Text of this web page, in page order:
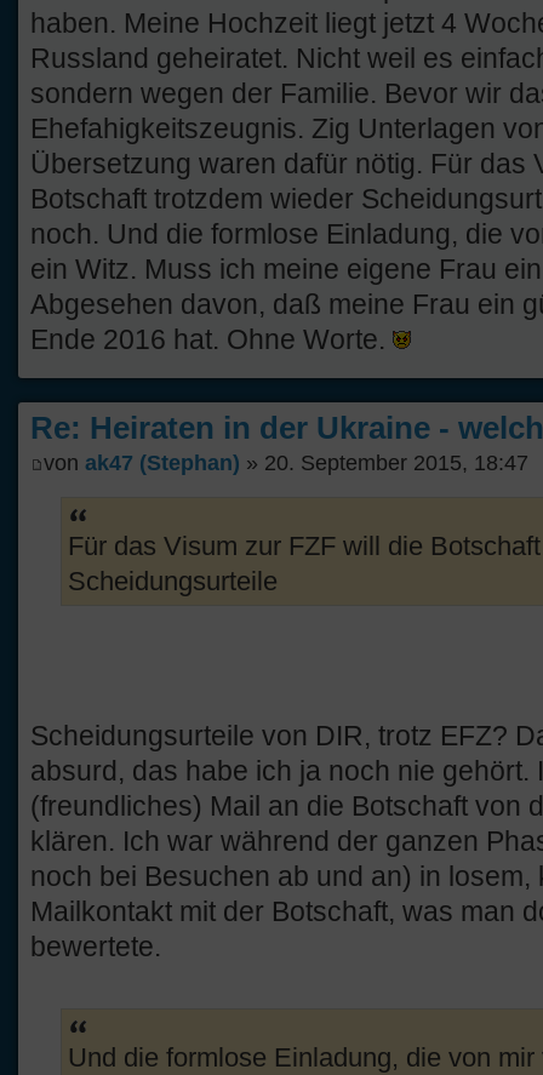
haben. Meine Hochzeit liegt jetzt 4
Russland geheiratet. Nicht weil es
sondern wegen der Familie. Bevor wir
Ehefahigkeitszeugnis. Zig Unterlagen
Übersetzung waren dafür nötig. Für das
Botschaft trotzdem wieder
noch. Und die formlose Einladung, die
ein Witz. Muss ich meine eigene Frau
Abgesehen davon, daß meine Frau ein
Ende 2016 hat. Ohne Worte.
Re: Heiraten in der Ukraine -
von ak47 (Stephan) » 20. September 2015, 18:47
Für das Visum zur FZF will die
Scheidungsurteile
Scheidungsurteile von DIR, trotz EFZ?
absurd, das habe ich ja noch nie gehört.
(freundliches) Mail an die Botschaft von
klären. Ich war während der ganzen
noch bei Besuchen ab und an) in
Mailkontakt mit der Botschaft, was man
bewertete.
Und die formlose Einladung, die von